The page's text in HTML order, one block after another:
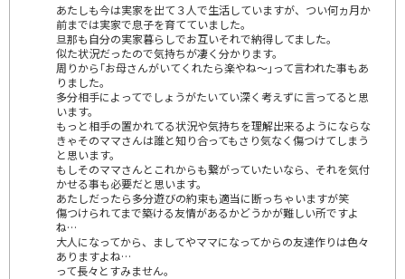
あたしも今は実家を出て３人で生活していますが、つい何ヵ月か
前までは実家で息子を育てていました。
旦那も自分の実家暮らしでお互いそれで納得してました。
似た状況だったので気持ちが凄く分かります。
周りから｢お母さんがいてくれたら楽やね～｣って言われた事もあ
りました。
多分相手によってでしょうがたいてい深く考えずに言ってると思
います。
もっと相手の置かれてる状況や気持ちを理解出来るようにならな
きゃそのママさんは誰と知り合ってもさり気なく傷つけてしまう
と思います。
もしそのママさんとこれからも繋がっていたいなら、それを気付
かせる事も必要だと思います。
あたしだったら多分遊びの約束も適当に断っちゃいますが笑
傷つけられてまで築ける友情があるかどうかが難しい所ですよ
ね…
大人になってから、ましてやママになってからの友達作りは色々
ありますよね…
って長々とすみません。